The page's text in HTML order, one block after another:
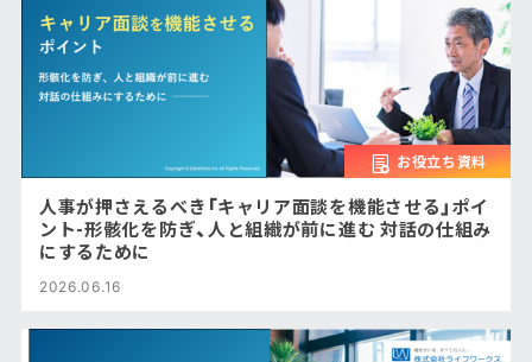
お役立ち資料
人事が押さえるべき「キャリア面談を機能させる」ポイ
ント-形骸化を防ぎ、人と組織が前に進む 対話の仕組み
にするために
2026.06.16